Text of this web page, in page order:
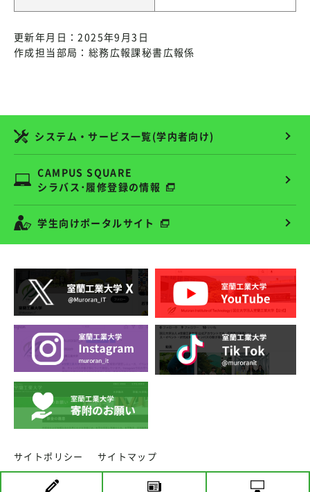
更新年月日：2025年9月3日
作成担当部局：総務広報課秘書広報係
システム・サービス一覧(学内者向け)
CAMPUS SQUARE
シラバス･履修登録の情報
学生向けポータルサイト
サイトポリシー サイトマップ
copyright ⓒ MURORAN INSTITUTE OF TECHNOLOGY.